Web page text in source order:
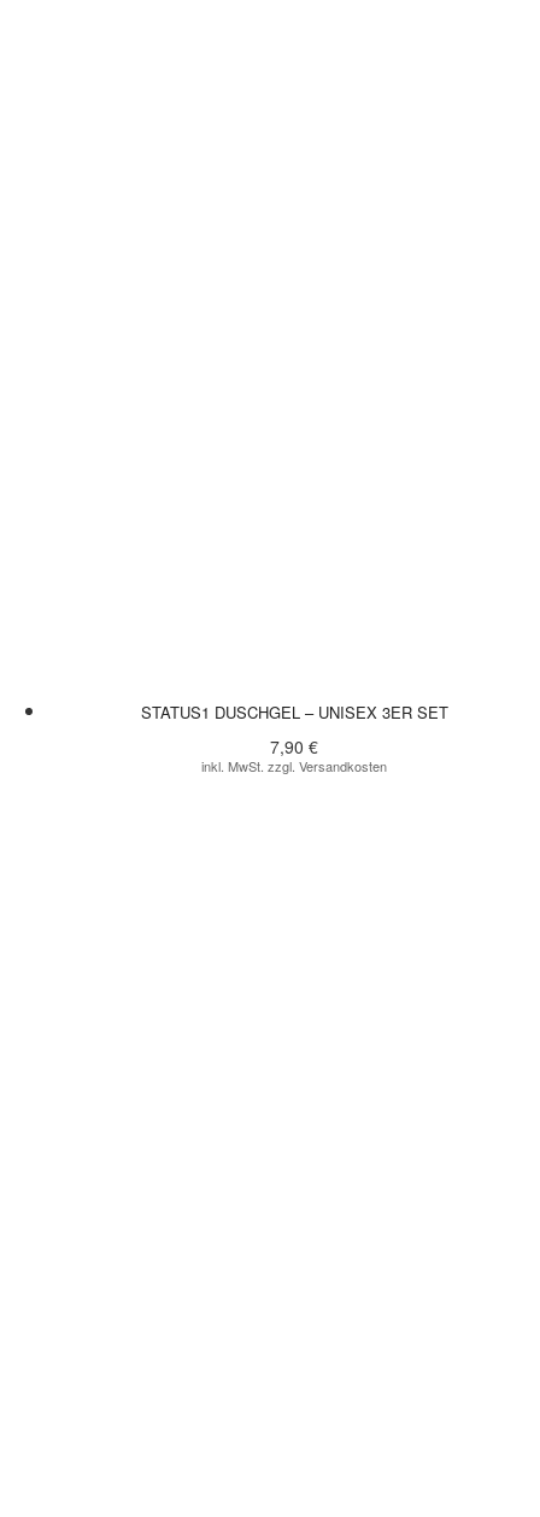
STATUS1 DUSCHGEL – UNISEX 3ER SET
7,90 €
inkl. MwSt. zzgl. Versandkosten